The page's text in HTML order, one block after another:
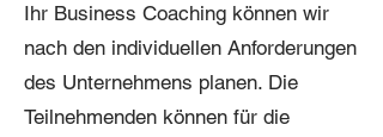
Ihr Business Coaching können wir
nach den individuellen Anforderungen
des Unternehmens planen. Die
Teilnehmenden können für die